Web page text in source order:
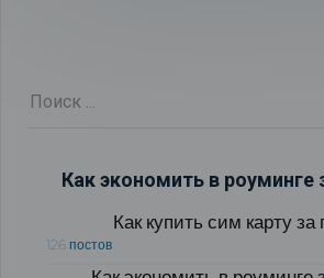
Как экономить в роуминге
Как купить сим карту за
126 постов